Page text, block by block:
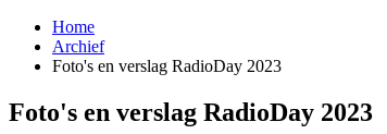
Home
Archief
Foto's en verslag RadioDay 2023
Foto's en verslag RadioDay 2023